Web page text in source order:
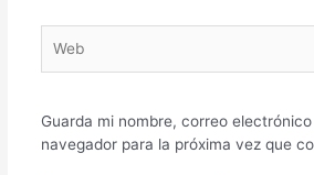
Guarda mi nombre, correo
navegador para la próxima vez que